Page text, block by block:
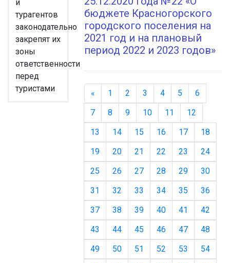
и
турагентов
законодательно
закрепят их
зоны
ответственности
перед
туристами
бюджете Красногорского
городского поселения на
2021 год и на плановый
период 2022 и 2023 годов»
« Назад
1 2 3 4 5
6
7
8 9 10 11
12
13
14 15 16 17
18
19
20 21 22 23
24
25
26 27 28 29
30
31
32 33 34 35
36
37
38 39 40 41
42
43
44 45 46 47
48
49
50 51 52 53
54